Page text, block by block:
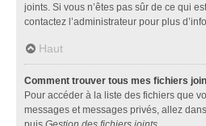
joints. Si vous n’êtes pas sûr de ce qui
contactez l’administrateur pour plus
Haut
Comment trouver tous mes fichiers
Pour accéder à la liste des fichiers que
messages et messages privés, allez